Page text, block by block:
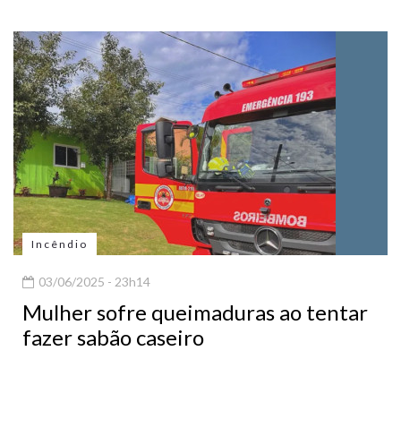
Incêndio
03/06/2025 - 23h14
Mulher sofre queimaduras ao tentar
fazer sabão caseiro